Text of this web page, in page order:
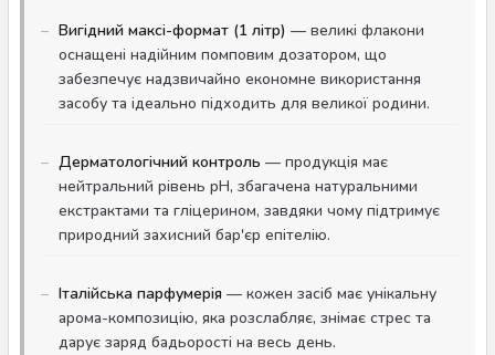
Вигідний максі-формат (1 літр) — великі флакони
оснащені надійним помповим дозатором, що
забезпечує надзвичайно економне використання
засобу та ідеально підходить для великої родини.
Дерматологічний контроль — продукція має
нейтральний рівень pH, збагачена натуральними
екстрактами та гліцерином, завдяки чому підтримує
природний захисний бар'єр епітелію.
Італійська парфумерія — кожен засіб має унікальну
арома-композицію, яка розслабляє, знімає стрес та
дарує заряд бадьорості на весь день.